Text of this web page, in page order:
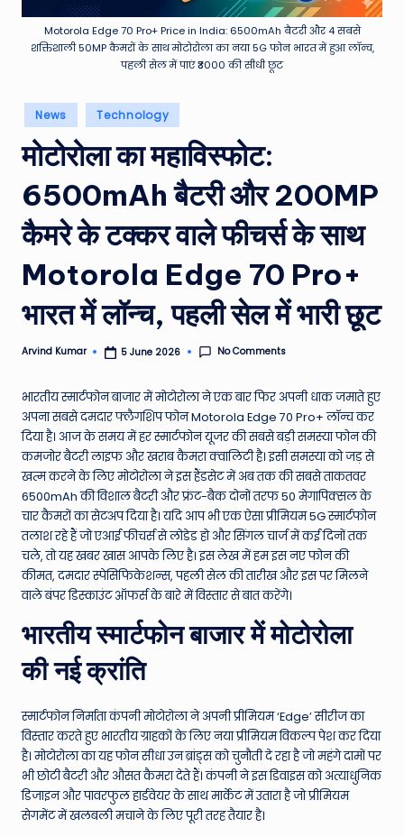
,
T
c
h
&
M
o
vi
e
N
e
s
A
ro
u
n
d
T
e
W
rl
d
Motorola Edge 70 Pro+ Price in India: 6500mAh बैटरी और 4 सबसे
शक्तिशाली 50MP कैमरों के साथ मोटोरोला का नया 5G फोन भारत में हुआ लॉन्च,
पहली सेल में पाएं ₹3000 की सीधी छूट
Posted
in
News Technology
मोटोरोला का महाविस्फोट:
6500mAh बैटरी और 200MP
कैमरे के टक्कर वाले फीचर्स के साथ
Motorola Edge 70 Pro+
भारत में लॉन्च, पहली सेल में भारी छूट
Posted
Arvind Kumar 5 June 2026 No Comments
भारतीय स्मार्टफोन बाजार में मोटोरोला ने एक बार फिर अपनी धाक जमाते हुए
अपना सबसे दमदार फ्लैगशिप फोन Motorola Edge 70 Pro+ लॉन्च कर
दिया है। आज के समय में हर स्मार्टफोन यूजर की सबसे बड़ी समस्या फोन की
कमजोर बैटरी लाइफ और खराब कैमरा क्वालिटी है। इसी समस्या को जड़ से
खत्म करने के लिए मोटोरोला ने इस हैंडसेट में अब तक की सबसे ताकतवर
6500mAh की विशाल बैटरी और फ्रंट-बैक दोनों तरफ 50 मेगापिक्सल के
चार कैमरों का सेटअप दिया है। यदि आप भी एक ऐसा प्रीमियम 5G स्मार्टफोन
तलाश रहे हैं जो एआई फीचर्स से लोडेड हो और सिंगल चार्ज में कई दिनों तक
चले, तो यह खबर खास आपके लिए है। इस लेख में हम इस नए फोन की
कीमत, दमदार स्पेसिफिकेशन्स, पहली सेल की तारीख और इस पर मिलने
वाले बंपर डिस्काउंट ऑफर्स के बारे में विस्तार से बात करेंगे।
भारतीय स्मार्टफोन बाजार में मोटोरोला
की नई क्रांति
स्मार्टफोन निर्माता कंपनी मोटोरोला ने अपनी प्रीमियम ‘Edge’ सीरीज का
विस्तार करते हुए भारतीय ग्राहकों के लिए नया प्रीमियम विकल्प पेश कर दिया
है। मोटोरोला का यह फोन सीधा उन ब्रांड्स को चुनौती दे रहा है जो महंगे दामों पर
भी छोटी बैटरी और औसत कैमरा देते हैं। कंपनी ने इस डिवाइस को अत्याधुनिक
डिजाइन और पावरफुल हार्डवेयर के साथ मार्केट में उतारा है जो प्रीमियम
सेगमेंट में खलबली मचाने के लिए पूरी तरह तैयार है।